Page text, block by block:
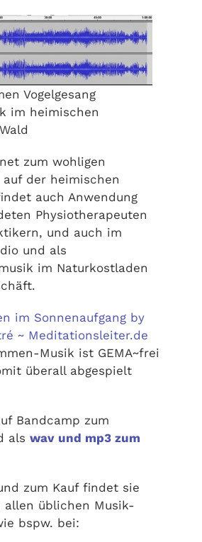
Vogelgesang
im heimischen
zum wohligen
der heimischen
auch Anwendung
Physiotherapeuten
und auch im
und als
im Naturkostladen
im Sonnenaufgang by
~ Meditationsleiter.de
Musik ist GEMA~frei
überall abgespielt
Bandcamp zum
als wav und mp3 zum
zum Kauf findet sie
allen üblichen Musik-
bspw. bei: